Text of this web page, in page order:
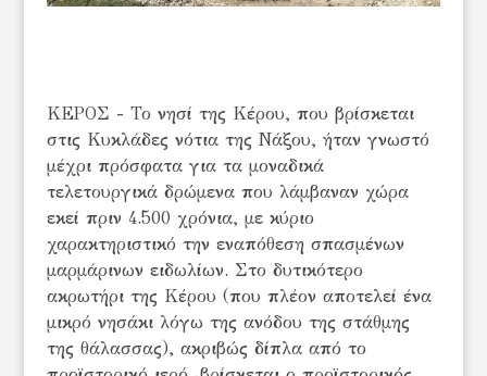
ΚΕΡΟΣ - Το νησί της Κέρου, που βρίσκεται
στις Κυκλάδες νότια της Νάξου, ήταν γνωστό
μέχρι πρόσφατα για τα μοναδικά
τελετουργικά δρώμενα που λάμβαναν χώρα
εκεί πριν 4.500 χρόνια, με κύριο
χαρακτηριστικό την εναπόθεση σπασμένων
μαρμάρινων ειδωλίων. Στο δυτικότερο
ακρωτήρι της Κέρου (που πλέον αποτελεί ένα
μικρό νησάκι λόγω της ανόδου της στάθμης
της θάλασσας), ακριβώς δίπλα από το